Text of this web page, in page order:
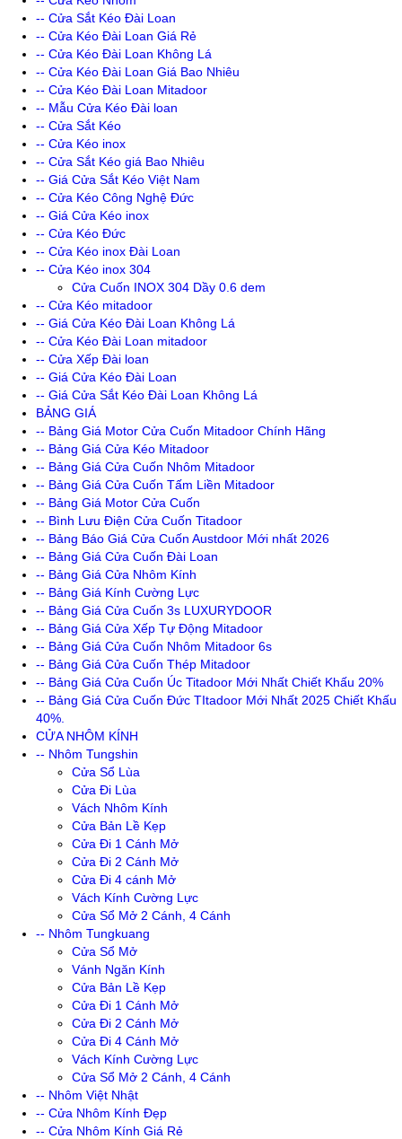
-- Cửa Sắt Kéo Đài Loan
-- Cửa Kéo Đài Loan Giá Rẻ
-- Cửa Kéo Đài Loan Không Lá
-- Cửa Kéo Đài Loan Giá Bao Nhiêu
-- Cửa Kéo Đài Loan Mitadoor
-- Mẫu Cửa Kéo Đài loan
-- Cửa Sắt Kéo
-- Cửa Kéo inox
-- Cửa Sắt Kéo giá Bao Nhiêu
-- Giá Cửa Sắt Kéo Việt Nam
-- Cửa Kéo Công Nghệ Đức
-- Giá Cửa Kéo inox
-- Cửa Kéo Đức
-- Cửa Kéo inox Đài Loan
-- Cửa Kéo inox 304
Cửa Cuốn INOX 304 Dầy 0.6 dem
-- Cửa Kéo mitadoor
-- Giá Cửa Kéo Đài Loan Không Lá
-- Cửa Kéo Đài Loan mitadoor
-- Cửa Xếp Đài loan
-- Giá Cửa Kéo Đài Loan
-- Giá Cửa Sắt Kéo Đài Loan Không Lá
BẢNG GIÁ
-- Bảng Giá Motor Cửa Cuốn Mitadoor Chính Hãng
-- Bảng Giá Cửa Kéo Mitadoor
-- Bảng Giá Cửa Cuốn Nhôm Mitadoor
-- Bảng Giá Cửa Cuốn Tấm Liền Mitadoor
-- Bảng Giá Motor Cửa Cuốn
-- Bình Lưu Điện Cửa Cuốn Titadoor
-- Bảng Báo Giá Cửa Cuốn Austdoor Mới nhất 2026
-- Bảng Giá Cửa Cuốn Đài Loan
-- Bảng Giá Cửa Nhôm Kính
-- Bảng Giá Kính Cường Lực
-- Bảng Giá Cửa Cuốn 3s LUXURYDOOR
-- Bảng Giá Cửa Xếp Tự Động Mitadoor
-- Bảng Giá Cửa Cuốn Nhôm Mitadoor 6s
-- Bảng Giá Cửa Cuốn Thép Mitadoor
-- Bảng Giá Cửa Cuốn Úc Titadoor Mới Nhất Chiết Khấu 20%
-- Bảng Giá Cửa Cuốn Đức TItadoor Mới Nhất 2025 Chiết Khấu
40%.
CỬA NHÔM KÍNH
-- Nhôm Tungshin
Cửa Sổ Lùa
Cửa Đi Lùa
Vách Nhôm Kính
Cửa Bản Lề Kẹp
Cửa Đi 1 Cánh Mở
Cửa Đi 2 Cánh Mở
Cửa Đi 4 cánh Mở
Vách Kính Cường Lực
Cửa Sổ Mở 2 Cánh, 4 Cánh
-- Nhôm Tungkuang
Cửa Sổ Mở
Vánh Ngăn Kính
Cửa Bản Lề Kẹp
Cửa Đi 1 Cánh Mở
Cửa Đi 2 Cánh Mở
Cửa Đi 4 Cánh Mở
Vách Kính Cường Lực
Cửa Sổ Mở 2 Cánh, 4 Cánh
-- Nhôm Việt Nhật
-- Cửa Nhôm Kính Đẹp
-- Cửa Nhôm Kính Giá Rẻ